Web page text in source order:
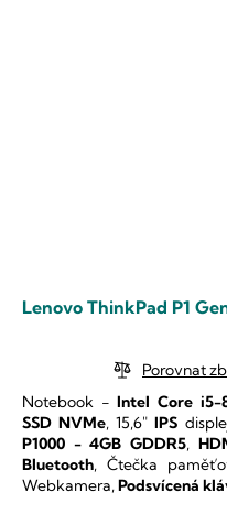
Lenovo ThinkPad P1
je
5,0
z
5
hvězdiček.
Porovnat
Notebook -Intel Core i5-
SSD NVMe,15,6"IPS
P1000 - 4GB GDDR5,
Bluetooth, Čtečka
Webkamera,Podsvícená